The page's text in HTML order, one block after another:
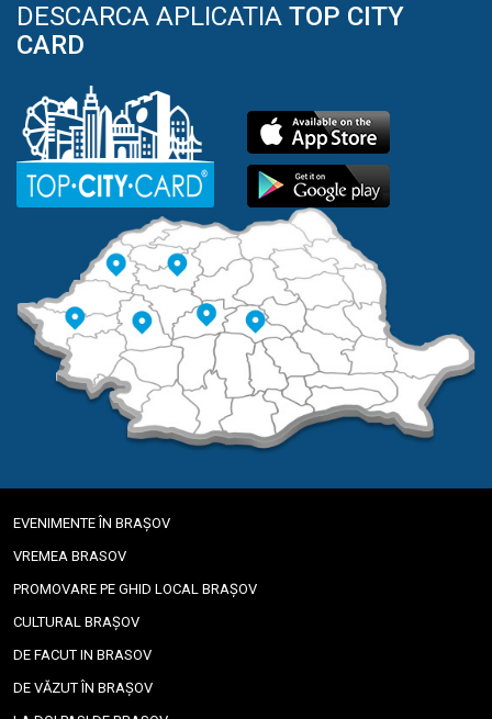
DESCARCA APLICATIA TOP CITY
CARD
EVENIMENTE ÎN BRAȘOV
VREMEA BRASOV
PROMOVARE PE GHID LOCAL BRAȘOV
CULTURAL BRAȘOV
DE FACUT IN BRASOV
DE VĂZUT ÎN BRAȘOV